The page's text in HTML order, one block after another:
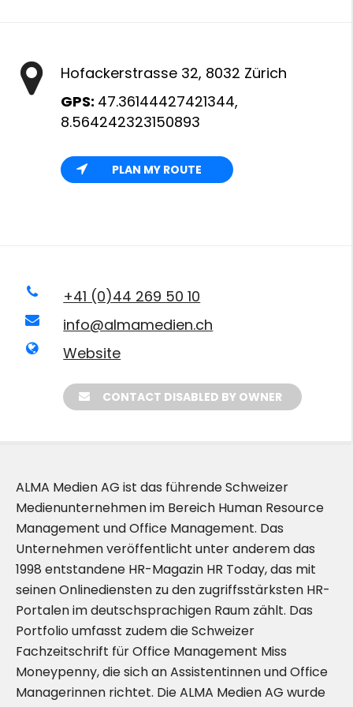
Hofackerstrasse 32, 8032 Zürich
GPS: 47.36144427421344,
8.564242323150893
PLAN MY ROUTE
+41 (0)44 269 50 10
info@almamedien.ch
Website
CONTACT DISABLED BY OWNER
ALMA Medien AG ist das führende Schweizer
Medienunternehmen im Bereich Human Resource
Management und Office Management. Das
Unternehmen veröffentlicht unter anderem das
1998 entstandene HR-Magazin HR Today, das mit
seinen Onlinediensten zu den zugriffsstärksten HR-
Portalen im deutschsprachigen Raum zählt. Das
Portfolio umfasst zudem die Schweizer
Fachzeitschrift für Office Management Miss
Moneypenny, die sich an Assistentinnen und Office
Managerinnen richtet. Die ALMA Medien AG wurde